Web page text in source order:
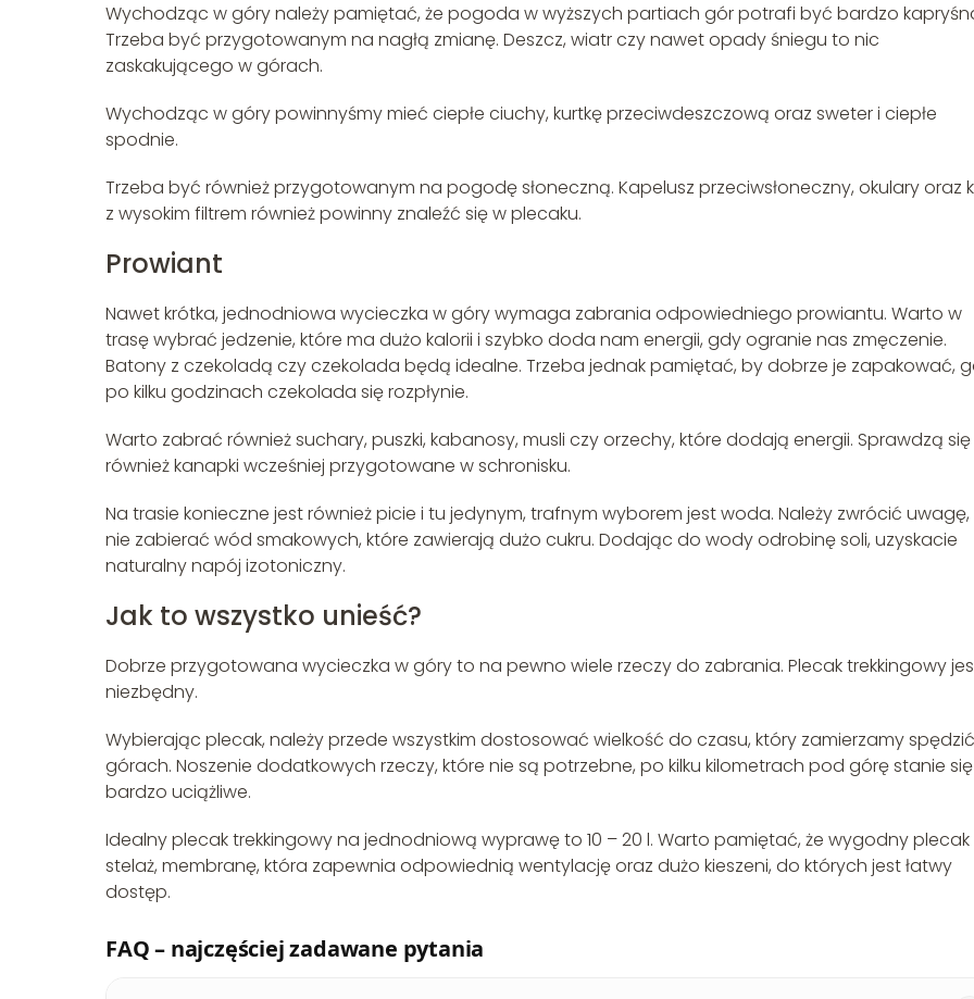
Wychodząc w góry należy pamiętać, że pogoda w wyższych partiach gór potrafi być bardzo
Trzeba być przygotowanym na nagłą zmianę. Deszcz, wiatr czy nawet opady śniegu to nic
zaskakującego w górach.
Wychodząc w góry powinnyśmy mieć ciepłe ciuchy, kurtkę przeciwdeszczową oraz sweter i ciepłe
spodnie.
Trzeba być również przygotowanym na pogodę słoneczną. Kapelusz przeciwsłoneczny, okulary oraz
z wysokim filtrem również powinny znaleźć się w plecaku.
Prowiant
Nawet krótka, jednodniowa wycieczka w góry wymaga zabrania odpowiedniego prowiantu. Warto w
trasę wybrać jedzenie, które ma dużo kalorii i szybko doda nam energii, gdy ogranie nas zmęczenie.
Batony z czekoladą czy czekolada będą idealne. Trzeba jednak pamiętać, by dobrze je zapakować,
po kilku godzinach czekolada się rozpłynie.
Warto zabrać również suchary, puszki, kabanosy, musli czy orzechy, które dodają energii. Sprawdzą się
również kanapki wcześniej przygotowane w schronisku.
Na trasie konieczne jest również picie i tu jedynym, trafnym wyborem jest woda. Należy zwrócić
nie zabierać wód smakowych, które zawierają dużo cukru. Dodając do wody odrobinę soli, uzyskacie
naturalny napój izotoniczny.
Jak to wszystko unieść?
Dobrze przygotowana wycieczka w góry to na pewno wiele rzeczy do zabrania. Plecak trekkingowy
niezbędny.
Wybierając plecak, należy przede wszystkim dostosować wielkość do czasu, który zamierzamy
górach. Noszenie dodatkowych rzeczy, które nie są potrzebne, po kilku kilometrach pod górę stanie się
bardzo uciążliwe.
Idealny plecak trekkingowy na jednodniową wyprawę to 10 – 20 l. Warto pamiętać, że wygodny
stelaż, membranę, która zapewnia odpowiednią wentylację oraz dużo kieszeni, do których jest łatwy
dostęp.
FAQ – najczęściej zadawane pytania